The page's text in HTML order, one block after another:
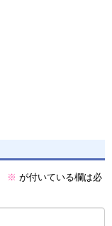
※ が付いている欄は必